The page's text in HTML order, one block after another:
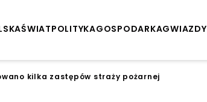
ŚWIATPOLITYKAGOSPODARKAGWIAZDY
kilka zastępów straży pożarnej